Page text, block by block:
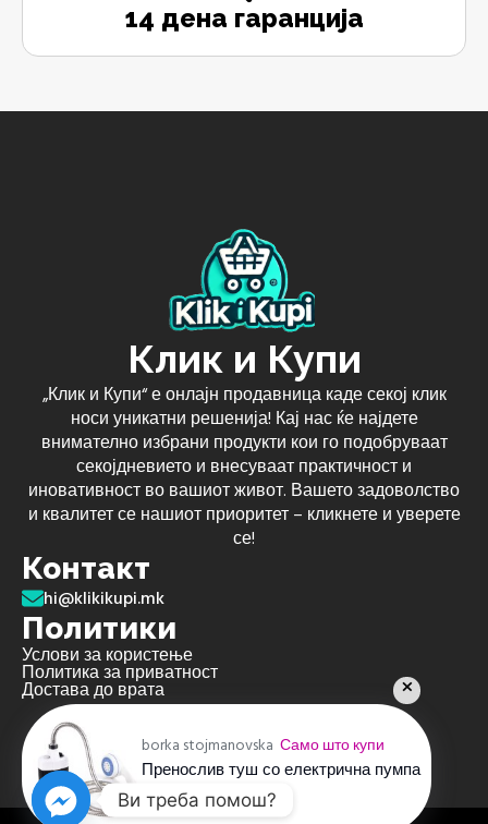
14 дена гаранција
Клик и Купи
„Клик и Купи“ е онлајн продавница каде секој клик
носи уникатни решенија! Кај нас ќе најдете
внимателно избрани продукти кои го подобруваат
секојдневието и внесуваат практичност и
иновативност во вашиот живот. Вашето задоволство
и квалитет се нашиот приоритет – кликнете и уверете
се!
Контакт
hi@klikikupi.mk
Политики
Услови за користење
Политика за приватност
Достава до врата
Ви треба помош?
borka stojmanovska Само што купи
Пренослив туш со електрична пумпа
пред 4 недели